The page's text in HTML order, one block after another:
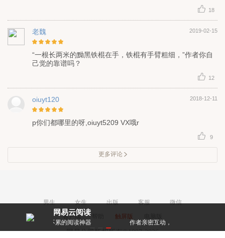
18
老魏 2019-02-15
“一根长两米的黝黑铁棍在手，铁棍有手臂粗细，”作者你自
己觉的靠谱吗？
12
oiuyt120 2018-12-11
p你们都哪里的呀,oiuyt5209 VX哦r
9
更多评论
男生 女生 出版 客服
微信
客户端
触屏版
网易公司版权所有©1997-2026
网易云阅读
的阅读神器 作者亲密互动，和大神零距离！